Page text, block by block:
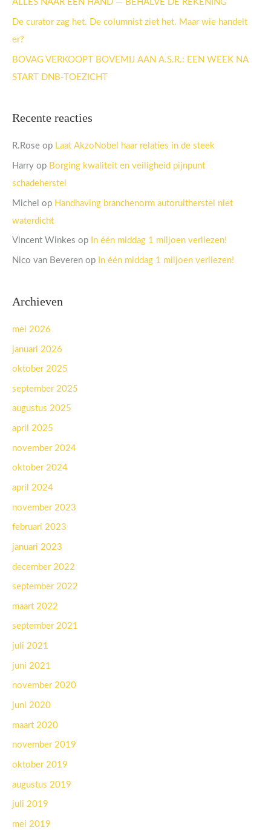
ALLES NAAR ÉÉN HAND — BEHALVE DE REKENING
De curator zag het. De columnist ziet het. Maar wie handelt
er?
BOVAG VERKOOPT BOVEMIJ AAN A.S.R.: EEN WEEK NA
START DNB-TOEZICHT
Recente reacties
R.Rose op Laat AkzoNobel haar relaties in de steek
Harry op Borging kwaliteit en veiligheid pijnpunt
schadeherstel
Michel op Handhaving branchenorm autoruitherstel niet
waterdicht
Vincent Winkes op In één middag 1 miljoen verliezen!
Nico van Beveren op In één middag 1 miljoen verliezen!
Archieven
mei 2026
januari 2026
oktober 2025
september 2025
augustus 2025
april 2025
november 2024
oktober 2024
april 2024
november 2023
februari 2023
januari 2023
december 2022
september 2022
maart 2022
september 2021
juli 2021
juni 2021
november 2020
juni 2020
maart 2020
november 2019
oktober 2019
augustus 2019
juli 2019
mei 2019